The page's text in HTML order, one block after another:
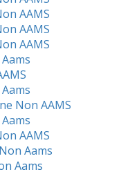
AAMS
AAMS
AAMS
Non AAMS
AAMS
Aams
Aams